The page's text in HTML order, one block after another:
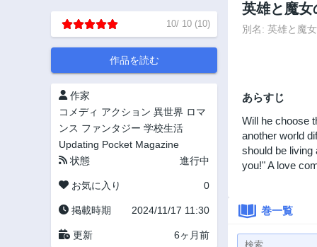
10/ 10 (10)
作品を読む
作家
コメディ アクション 異世界 ロマ
ンス ファンタジー 学校生活
Updating Pocket Magazine
状態
進行中
お気に入り 0
掲載時期 2024/11/17 11:30
更新 6ヶ月前
英雄と魔女
別名: 英雄と魔
あらすじ
Will he choose
another world
should be living
you!" A love
巻一覧